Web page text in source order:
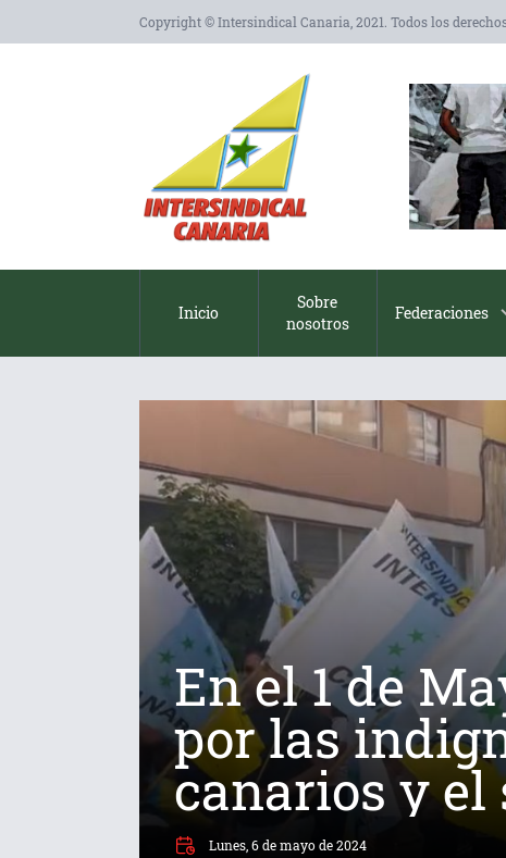
Copyright © Intersindical Canaria, 2021. Todos los
Inicio
Sobre
nosotros
Federaciones
En el 1 de
por las
canarios y el
Lunes, 6 de mayo de 2024